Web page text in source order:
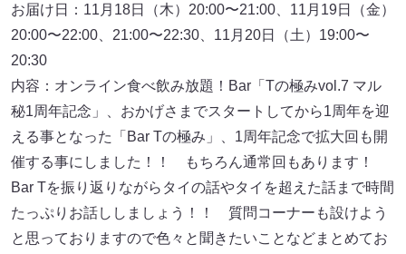
お届け日：11月18日（木）20:00〜21:00、11月19日（金）
20:00〜22:00、21:00〜22:30、11月20日（土）19:00〜
20:30
内容：オンライン食べ飲み放題！Bar「Tの極みvol.7 マル
秘1周年記念」、おかげさまでスタートしてから1周年を迎
える事となった「Bar Tの極み」、1周年記念で拡大回も開
催する事にしました！！ もちろん通常回もあります！
Bar Tを振り返りながらタイの話やタイを超えた話まで時間
たっぷりお話ししましょう！！ 質問コーナーも設けよう
と思っておりますので色々と聞きたいことなどまとめてお